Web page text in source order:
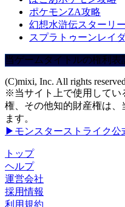
ポケモンZA攻略
幻想水滸伝スターリ
スプラトゥーンレイ
当ゲームタイトルの権利表
(C)mixi, Inc. All rights
※当サイト上で使用してい
権、その他知的財産権は
ます。
▶モンスターストライク公
トップ
ヘルプ
運営会社
採用情報
利用規約